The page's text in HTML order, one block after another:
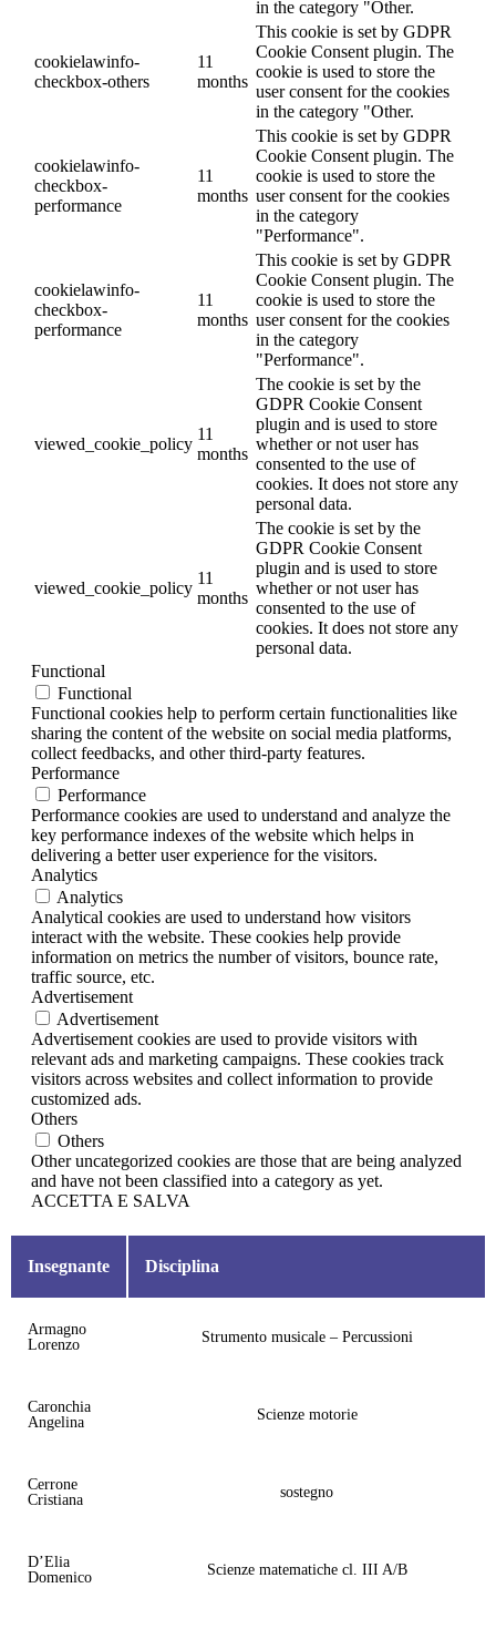
in the category "Other.
cookielawinfo-
checkbox-others
11
months
This cookie is set by GDPR
Cookie Consent plugin. The
cookie is used to store the
user consent for the cookies
in the category "Other.
cookielawinfo-
checkbox-
performance
11
months
This cookie is set by GDPR
Cookie Consent plugin. The
cookie is used to store the
user consent for the cookies
in the category
"Performance".
cookielawinfo-
checkbox-
performance
11
months
This cookie is set by GDPR
Cookie Consent plugin. The
cookie is used to store the
user consent for the cookies
in the category
"Performance".
viewed_cookie_policy
11
months
The cookie is set by the
GDPR Cookie Consent
plugin and is used to store
whether or not user has
consented to the use of
cookies. It does not store any
personal data.
viewed_cookie_policy
11
months
The cookie is set by the
GDPR Cookie Consent
plugin and is used to store
whether or not user has
consented to the use of
cookies. It does not store any
personal data.
Functional
Functional
Functional cookies help to perform certain functionalities like
sharing the content of the website on social media platforms,
collect feedbacks, and other third-party features.
Performance
Performance
Performance cookies are used to understand and analyze the
key performance indexes of the website which helps in
delivering a better user experience for the visitors.
Analytics
Analytics
Analytical cookies are used to understand how visitors
interact with the website. These cookies help provide
information on metrics the number of visitors, bounce rate,
traffic source, etc.
Advertisement
Advertisement
Advertisement cookies are used to provide visitors with
relevant ads and marketing campaigns. These cookies track
visitors across websites and collect information to provide
customized ads.
Others
Others
Other uncategorized cookies are those that are being analyzed
and have not been classified into a category as yet.
ACCETTA E SALVA
Insegnante Disciplina
Armagno
Lorenzo
Strumento musicale – Percussioni
Caronchia
Angelina
Scienze motorie
Cerrone
Cristiana
sostegno
D’Elia
Domenico
Scienze matematiche cl. III A/B